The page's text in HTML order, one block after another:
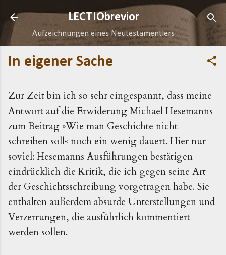
Direkt zum Hauptbereich
LECTIObrevior
Aufzeichnungen eines Neutestamentlers
In eigener Sache
Zur Zeit bin ich so sehr eingespannt, dass meine
Antwort auf die Erwiderung Michael Hesemanns
zum Beitrag »Wie man Geschichte nicht
schreiben soll« noch ein wenig dauert. Hier nur
soviel: Hesemanns Ausführungen bestätigen
eindrücklich die Kritik, die ich gegen seine Art
der Geschichtsschreibung vorgetragen habe. Sie
enthalten außerdem absurde Unterstellungen und
Verzerrungen, die ausführlich kommentiert
werden sollen.